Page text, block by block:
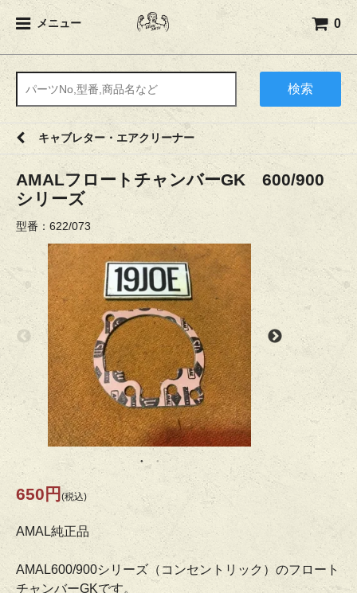
メニュー 0
検索
キャブレター・エアクリーナー
AMALフロートチャンバーGK 600/900
シリーズ
型番：622/073
650円 (税込)
AMAL純正品
AMAL600/900シリーズ（コンセントリック）のフロート
チャンバーGKです。